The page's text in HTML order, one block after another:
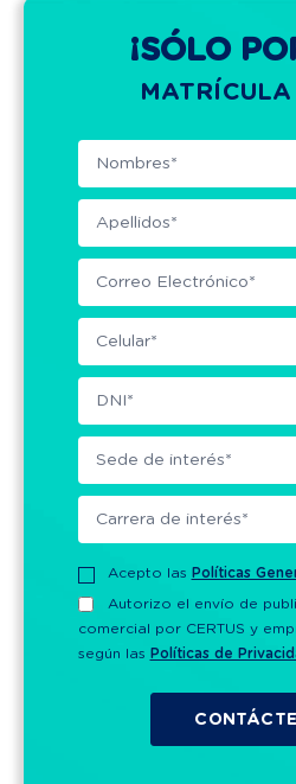
¡SÓLO
MATRÍCULA
Acepto las Políticas
Autorizo el envío de
comercial por CERTUS y
según las Políticas de